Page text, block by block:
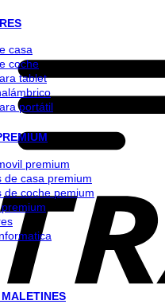
casa
coche
tablet
portátil
premium
de casa premium
de coche pemium